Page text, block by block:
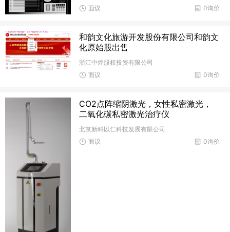
0询价
面议
和韵文化旅游开发股份有限公司和韵文
化原始股出售
浙江中煌股权投资有限公司
0询价
面议
CO2点阵缩阴激光，女性私密激光，
二氧化碳私密激光治疗仪
北京新科以仁科技发展有限公司
0询价
面议